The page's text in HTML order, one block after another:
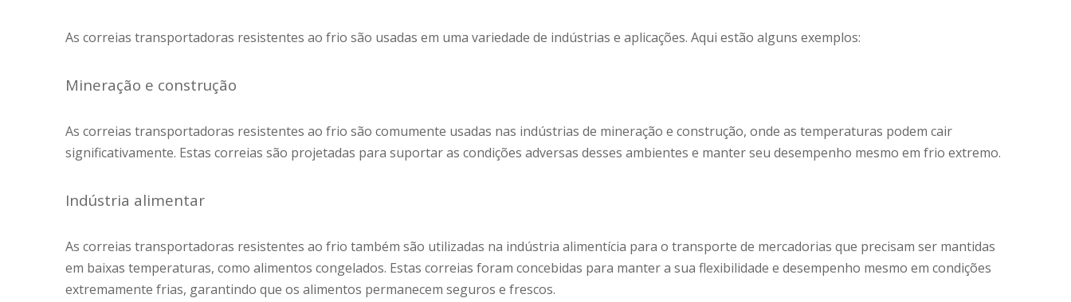
As correias transportadoras resistentes ao frio são usadas em uma variedade de indústrias e aplicações. Aqui estão alguns exemplos:
Mineração e construção
As correias transportadoras resistentes ao frio são comumente usadas nas indústrias de mineração e construção, onde as temperaturas podem cair
significativamente. Estas correias são projetadas para suportar as condições adversas desses ambientes e manter seu desempenho mesmo em frio extremo.
Indústria alimentar
As correias transportadoras resistentes ao frio também são utilizadas na indústria alimentícia para o transporte de mercadorias que precisam ser mantidas
em baixas temperaturas, como alimentos congelados. Estas correias foram concebidas para manter a sua flexibilidade e desempenho mesmo em condições
extremamente frias, garantindo que os alimentos permanecem seguros e frescos.